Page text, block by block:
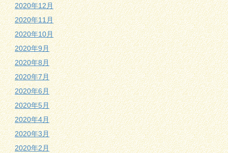
2020年12月
2020年11月
2020年10月
2020年9月
2020年8月
2020年7月
2020年6月
2020年5月
2020年4月
2020年3月
2020年2月